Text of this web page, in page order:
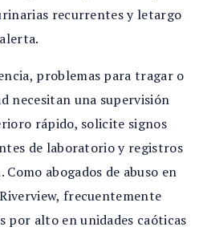
recurrentes y letargo
problemas para tragar o
necesitan una supervisión
rápido, solicite signos
de laboratorio y registros
abogados de abuso en
frecuentemente
por alto en unidades caóticas